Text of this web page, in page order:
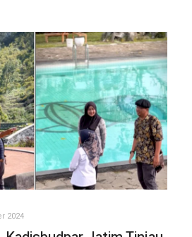
2024